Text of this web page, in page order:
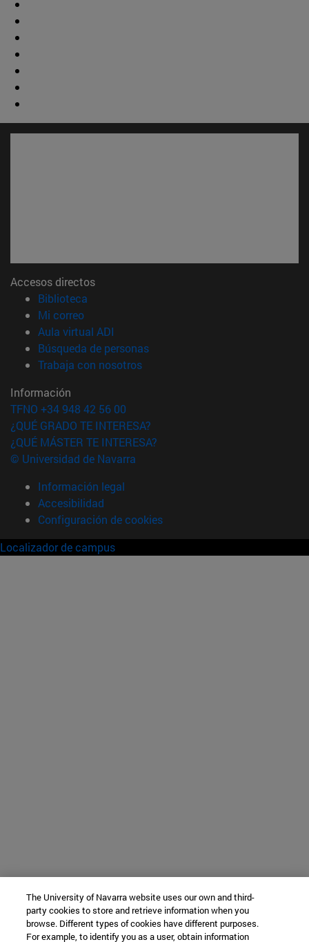
Accesos directos
Biblioteca
Mi correo(abre en nueva ventana)
Aula virtual ADI
Búsqueda de personas(abre en nueva ventana)
Trabaja con nosotros(abre en nueva ventana)
Información
TFNO +34 948 42 56 00
¿QUÉ GRADO TE INTERESA?
¿QUÉ MÁSTER TE INTERESA?
© Universidad de Navarra
Información legal
Accesibilidad
Configuración de cookies
Localizador de campus
The University of Navarra website uses our own and third-
party cookies to store and retrieve information when you
browse. Different types of cookies have different purposes.
For example, to identify you as a user, obtain information